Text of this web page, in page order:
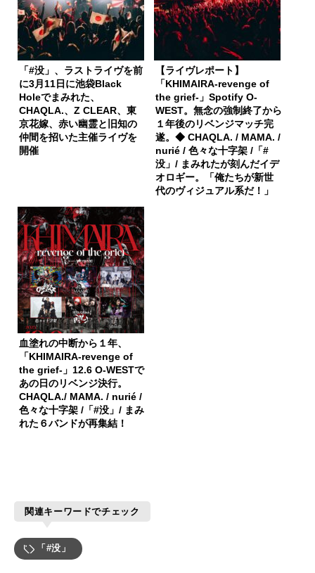
「#没」、ラストライヴを前
に3月11日に池袋Black
Holeでまみれた、
CHAQLA.、Z CLEAR、東
京花嫁、赤い幽霊と旧知の
仲間を招いた主催ライヴを
開催
【ライヴレポート】
「KHIMAIRA-revenge of
the grief-」Spotify O-
WEST。無念の強制終了から
１年後のリベンジマッチ完
遂。◆ CHAQLA. / MAMA. /
nurié / 色々な十字架 /「#
没」/ まみれたが刻んだイデ
オロギー。「俺たちが新世
代のヴィジュアル系だ！」
血塗れの中断から１年、
「KHIMAIRA-revenge of
the grief-」12.6 O-WESTで
あの日のリベンジ決行。
CHAQLA./ MAMA. / nurié /
色々な十字架 /「#没」/ まみ
れた６バンドが再集結！
関連キーワードでチェック
「#没」